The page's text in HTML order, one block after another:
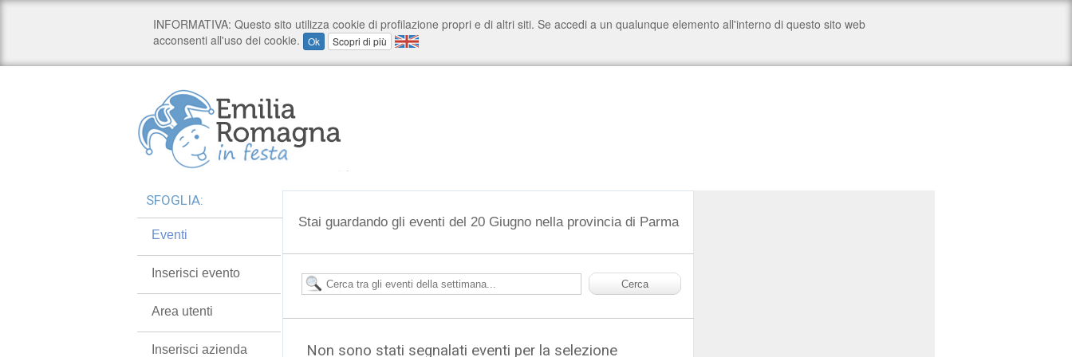
Stai guardando gli eventi del 20 Giugno nella provincia di Parma
Non sono stati segnalati eventi per la selezione
SFOGLIA:
Eventi
Inserisci evento
Area utenti
Inserisci azienda